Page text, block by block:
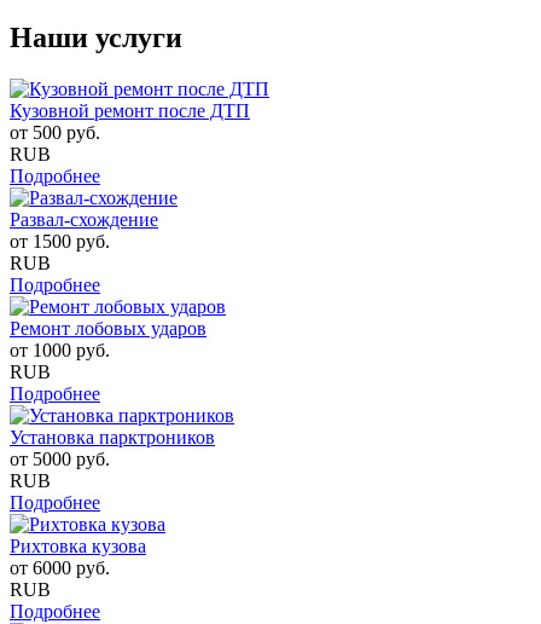
Наши услуги
Кузовной ремонт после ДТП
от 500 руб.
RUB
Подробнее
Развал-схождение
от 1500 руб.
RUB
Подробнее
Ремонт лобовых ударов
от 1000 руб.
RUB
Подробнее
Установка парктроников
от 5000 руб.
RUB
Подробнее
Рихтовка кузова
от 6000 руб.
RUB
Подробнее